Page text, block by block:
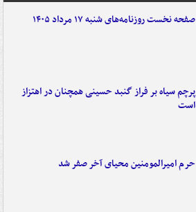
صفحه نخست روزنامه‌های شنبه ۱۷ مرداد ۱۴۰۵
پرچم سیاه بر فراز گنبد حسینی همچنان در اهتزاز
است
حرم امیرالمومنین محیای آخر صفر شد